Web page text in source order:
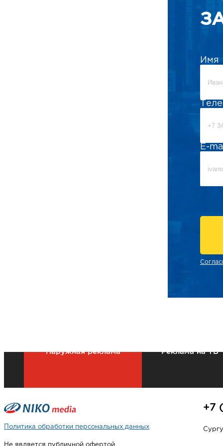
Имя
E-
Наружная реклама Реклама на ТВ
Политика обработки персональных данных
Не является публичной офертой
+7